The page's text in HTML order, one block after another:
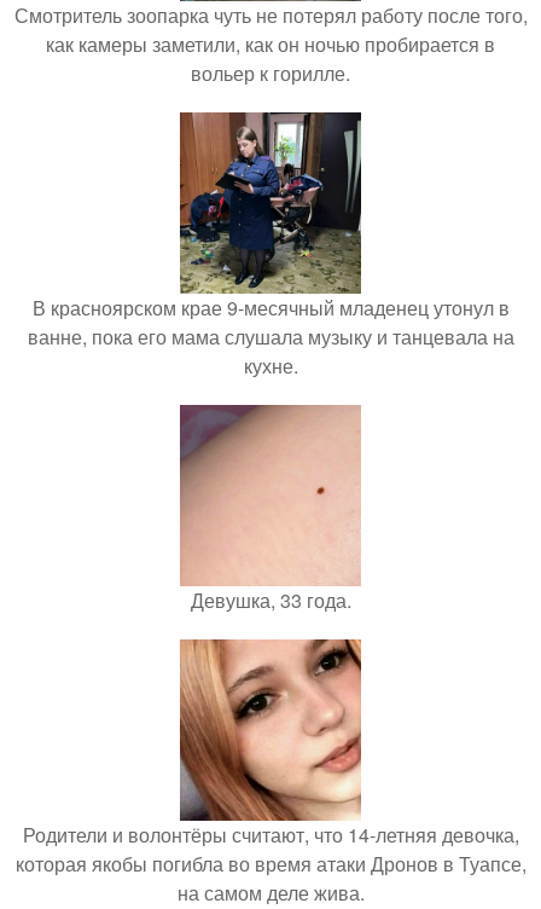
Смотритель зоопарка чуть не потерял работу после того,
как камеры заметили, как он ночью пробирается в
вольер к горилле.
В красноярском крае 9-месячный младенец утонул в
ванне, пока его мама слушала музыку и танцевала на
кухне.
Девушка, 33 года.
Родители и волонтёры считают, что 14-летняя девочка,
которая якобы погибла во время атаки Дронов в Туапсе,
на самом деле жива.